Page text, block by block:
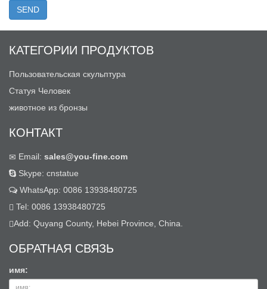
КАТЕГОРИИ ПРОДУКТОВ
Пользовательская скульптура
Статуя Человек
животное из бронзы
КОНТАКТ
Email: sales@you-fine.com
Skype: cnstatue
WhatsApp: 0086 13938480725
Tel: 0086 13938480725
Add: Quyang County, Hebei Province, China.
ОБРАТНАЯ СВЯЗЬ
имя: